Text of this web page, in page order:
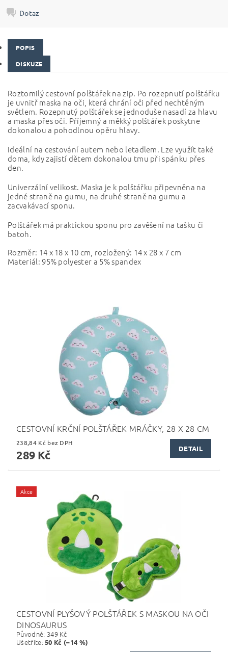
Dotaz
POPIS
DISKUZE
Roztomilý cestovní polštářek na zip. Po rozepnutí polštářku
je uvnitř maska na oči, která chrání oči před nechtěným
světlem. Rozepnutý polštářek se jednoduše nasadí za hlavu
a maska přes oči. Příjemný a měkký polštářek poskytne
dokonalou a pohodlnou opěru hlavy.
Ideální na cestování autem nebo letadlem. Lze využít také
doma, kdy zajistí dětem dokonalou tmu při spánku přes
den.
Univerzální velikost. Maska je k polštářku připevněna na
jedné straně na gumu, na druhé straně na gumu a
zacvakávací sponu.
Polštářek má praktickou sponu pro zavěšení na tašku či
batoh.
Rozměr: 14 x 18 x 10 cm, rozložený: 14 x 28 x 7 cm
Materiál: 95% polyester a 5% spandex
CESTOVNÍ KRČNÍ POLŠTÁŘEK MRÁČKY, 28 X 28 CM
238,84 Kč bez DPH
289 Kč DETAIL
Akce
CESTOVNÍ PLYŠOVÝ POLŠTÁŘEK S MASKOU NA OČI
DINOSAURUS
Původně: 349 Kč
Ušetříte:50 Kč (–14 %)